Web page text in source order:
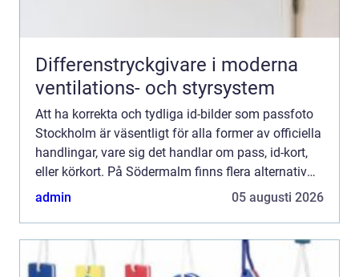
Differenstryckgivare i moderna
ventilations- och styrsystem
Att ha korrekta och tydliga id-bilder som passfoto
Stockholm är väsentligt för alla former av officiella
handlingar, vare sig det handlar om pass, id-kort,
eller körkort. På Södermalm finns flera alternativ
för att...
admin 05 augusti 2026